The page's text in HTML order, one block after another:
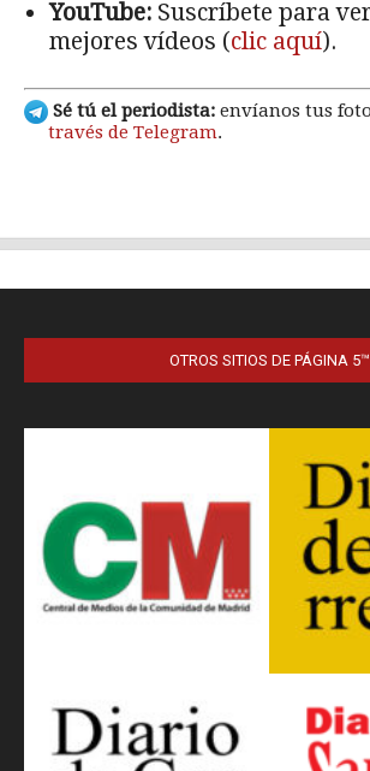
OTROS SITIOS DE PÁGINA 5™